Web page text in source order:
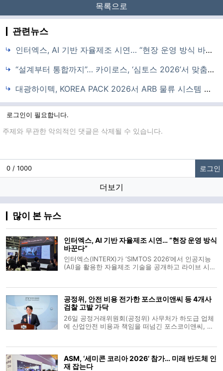
목록으로
관련뉴스
인터엑스, AI 기반 자율제조 시연… “현장 운영 방식 바꾼다”
“설계부터 통합까지”… 카이로스, ‘심토스 2026’서 맞춤형 자동화 솔루션 제시
대광하이텍, KOREA PACK 2026서 ARB 물류 시스템 시연
로그인이 필요합니다.
글입력
0 / 1000 로그인
더보기
많이 본 뉴스
인터엑스, AI 기반 자율제조 시연… “현장 운영 방식
바꾼다”
인터엑스(INTERX)가 ‘SIMTOS 2026’에서 인공지능
(AI)을 활용한 자율제조 기술을 공개하고 라이브 시연
Machine)’을 선보
공정위, 안전 비용 전가한 포스코이앤씨 등 4개사
검찰 고발 가닥
26일 공정거래위원회(공정위) 사무처가 하도급 업체
에 산업안전 비용과 책임을 떠넘긴 포스코이앤씨, 케
비용을 전가하는 행위는 하도급 업
ASM, ‘세미콘 코리아 2026’ 참가… 미래 반도체 인
재 잡는다